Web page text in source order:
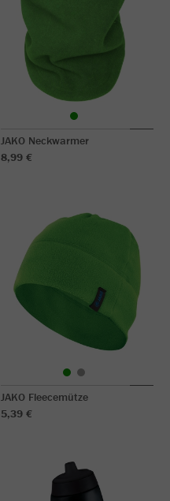
JAKO Neckwarmer
8,99 €
JAKO Fleecemütze
5,39 €